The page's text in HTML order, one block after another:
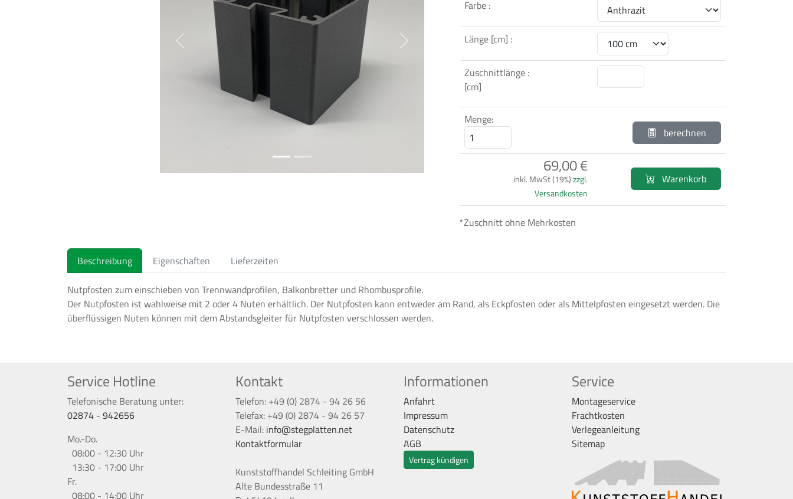
Previous Next
Farbe :
Länge [cm] :
Zuschnittlänge :
[cm]
Menge:
berechnen
69,00 €
inkl. MwSt (19%)zzgl.
Versandkosten
Warenkorb
*Zuschnitt ohne Mehrkosten
Beschreibung Eigenschaften Lieferzeiten
Nutpfosten zum einschieben von Trennwandprofilen, Balkonbretter und Rhombusprofile.
Der Nutpfosten ist wahlweise mit 2 oder 4 Nuten erhältlich. Der Nutpfosten kann entweder am Rand, als Eckpfosten oder als Mittelpfosten eingesetzt werden. Die
überflüssigen Nuten können mit dem Abstandsgleiter für Nutpfosten verschlossen werden.
Service Hotline
Telefonische Beratung unter:
02874 - 942656
Mo.-Do.
08:00 - 12:30 Uhr
13:30 - 17:00 Uhr
Fr.
08:00 - 14:00 Uhr
Kontakt
Telefon: +49 (0) 2874 - 94 26 56
Telefax: +49 (0) 2874 - 94 26 57
E-Mail: info@stegplatten.net
Kontaktformular
Kunststoffhandel Schleiting GmbH
Alte Bundesstraße 11
Informationen
Anfahrt
Impressum
Datenschutz
AGB
Vertrag kündigen
Service
Montageservice
Frachtkosten
Verlegeanleitung
Sitemap